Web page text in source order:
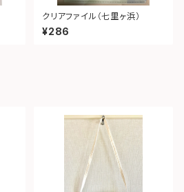
クリアファイル（七里ヶ浜）
¥286